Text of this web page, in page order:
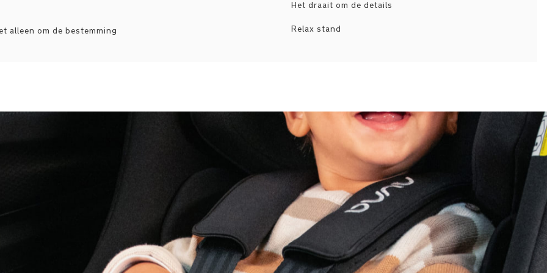
alleen om de bestemming
Het draait om de details
Relax stand